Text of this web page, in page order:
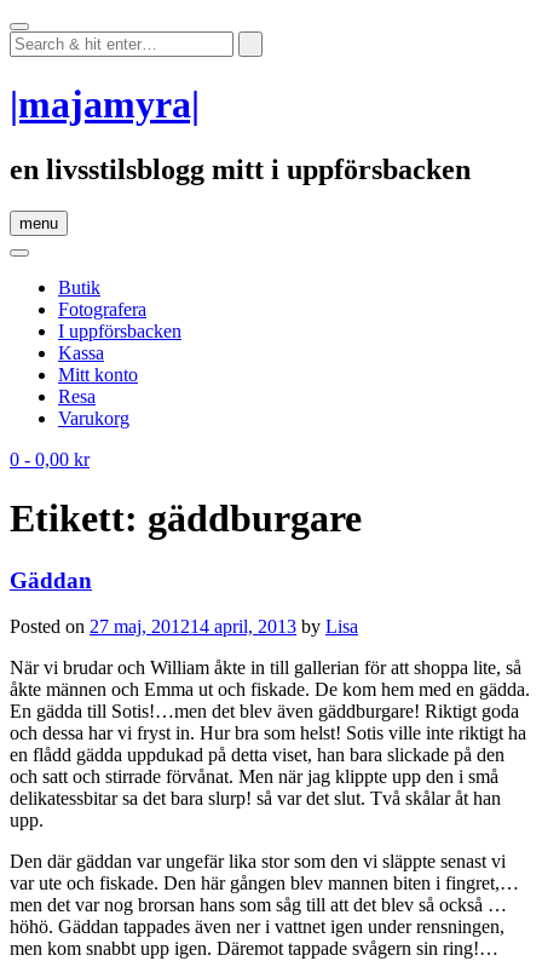
Skip
to
content
|majamyra|
en livsstilsblogg mitt i uppförsbacken
menu
Butik
Fotografera
I uppförsbacken
Kassa
Mitt konto
Resa
Varukorg
0 - 0,00 kr
Etikett: gäddburgare
Gäddan
Posted on 27 maj, 201214 april, 2013 by Lisa
När vi brudar och William åkte in till gallerian för att shoppa lite, så
åkte männen och Emma ut och fiskade. De kom hem med en gädda.
En gädda till Sotis!…men det blev även gäddburgare! Riktigt goda
och dessa har vi fryst in. Hur bra som helst! Sotis ville inte riktigt ha
en flådd gädda uppdukad på detta viset, han bara slickade på den
och satt och stirrade förvånat. Men när jag klippte upp den i små
delikatessbitar sa det bara slurp! så var det slut. Två skålar åt han
upp.
Den där gäddan var ungefär lika stor som den vi släppte senast vi
var ute och fiskade. Den här gången blev mannen biten i fingret,…
men det var nog brorsan hans som såg till att det blev så också …
höhö. Gäddan tappades även ner i vattnet igen under rensningen,
men kom snabbt upp igen. Däremot tappade svågern sin ring!…